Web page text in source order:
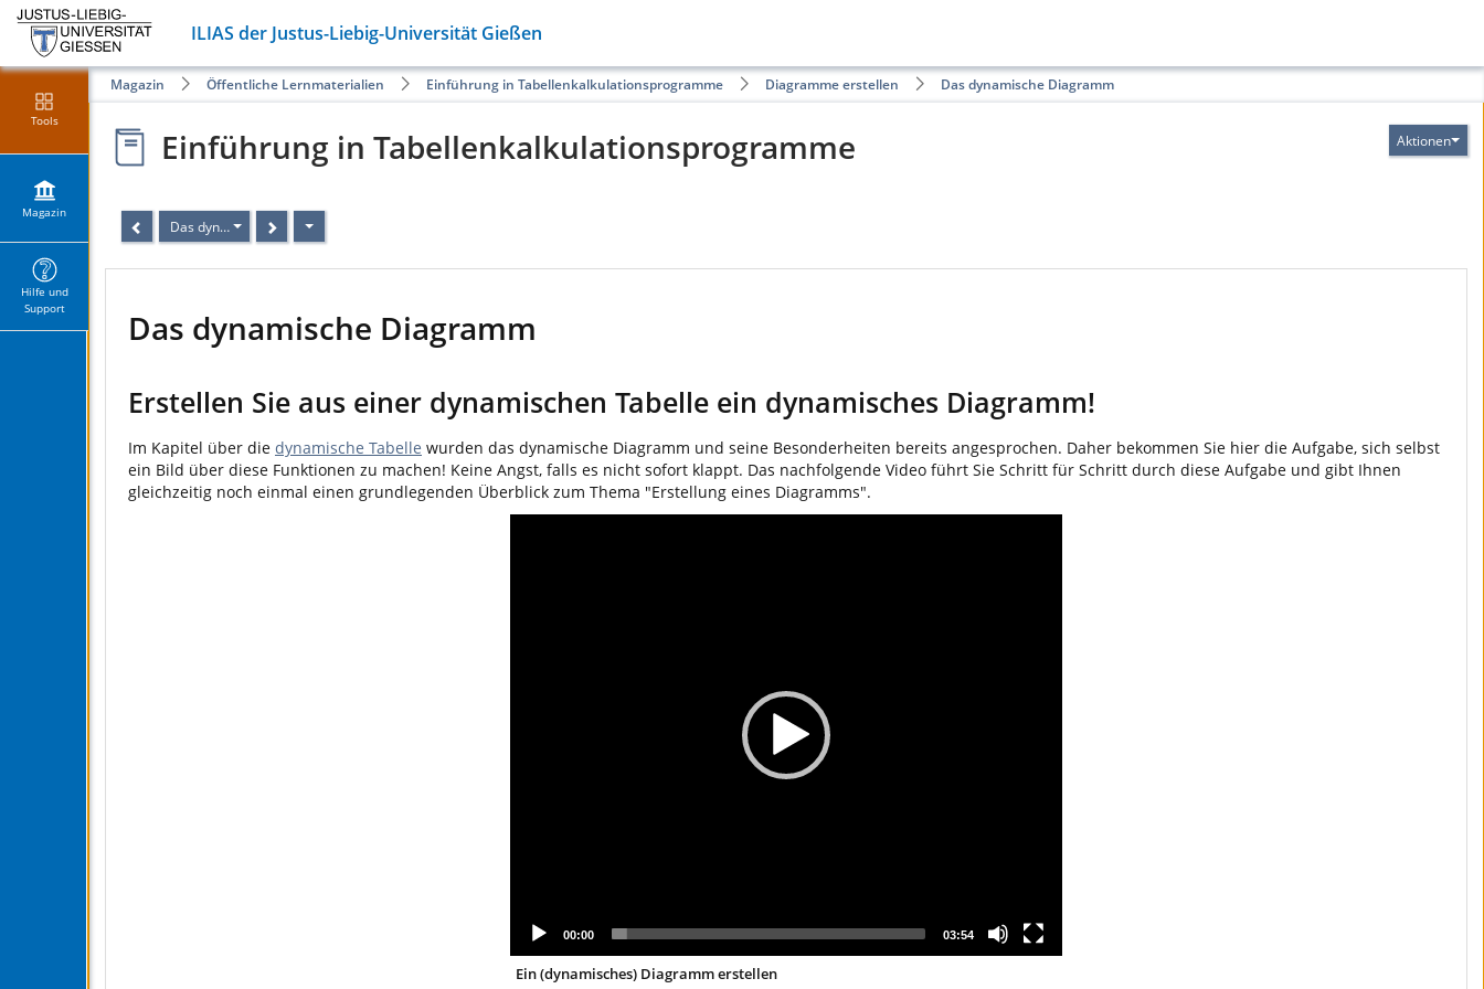
ILIAS der Justus-Liebig-Universität Gießen
Tools
Magazin
Hilfe und
Support
Magazin Öffentliche Lernmaterialien Einführung in Tabellenkalkulationsprogramme Diagramme erstellen Das dynamische Diagramm
Aktionen
Einführung in Tabellenkalkulationsprogramme
Das dynamische Diagramm
Das dynamische Diagramm
Erstellen Sie aus einer dynamischen Tabelle ein dynamisches Diagramm!
Im Kapitel über die dynamische Tabelle wurden das dynamische Diagramm und seine Besonderheiten bereits angesprochen. Daher bekommen Sie hier die Aufgabe, sich selbst
ein Bild über diese Funktionen zu machen! Keine Angst, falls es nicht sofort klappt. Das nachfolgende Video führt Sie Schritt für Schritt durch diese Aufgabe und gibt Ihnen
gleichzeitig noch einmal einen grundlegenden Überblick zum Thema "Erstellung eines Diagramms".
00:00 03:54
Ein (dynamisches) Diagramm erstellen